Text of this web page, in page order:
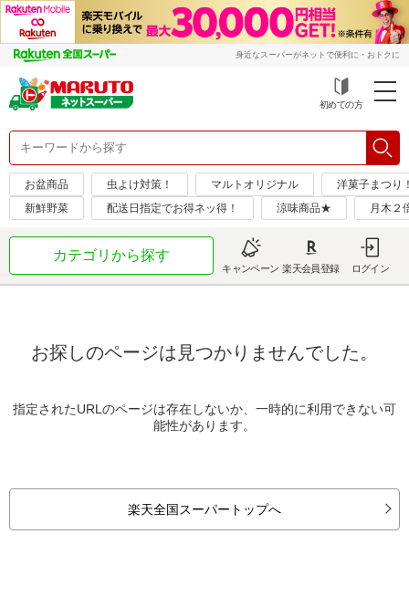
身近なスーパーがネットで便利に・おトクに
初めての方
お盆商品 虫よけ対策！ マルトオリジナル
洋菓子まつり
新鮮野菜
配送日指定でお得ネッ得！ 涼味商品★ 月木２
カテゴリから探す
キャンペーン 楽天会員登録 ログイン
お探しのページは見つかりませんでした。
指定されたURLのページは存在しないか、一時的に利用できない可
能性があります。
楽天全国スーパートップへ